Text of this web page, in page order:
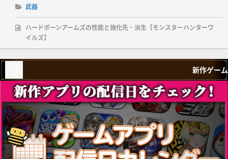
武器
ハードボーンアームズの性能と強化先・派生【モンスターハンターワ
イルズ】
新作ゲーム